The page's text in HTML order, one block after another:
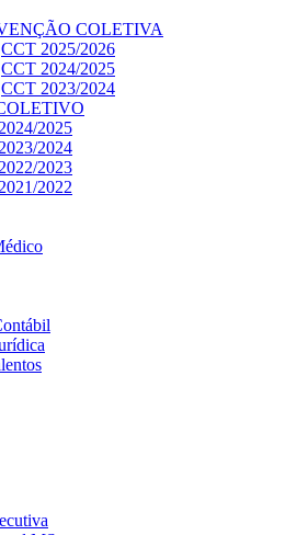
COLETIVA
CCT 2025/2026
CCT 2024/2025
CCT 2023/2024
2025
2024
2023
2022